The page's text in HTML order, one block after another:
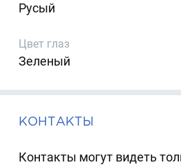
Русый
Цвет глаз
Зеленый
КОНТАКТЫ
Контакты могут видеть